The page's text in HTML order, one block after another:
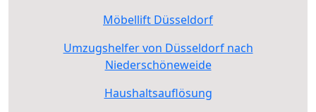
Möbellift Düsseldorf
Umzugshelfer von Düsseldorf nach
Niederschöneweide
Haushaltsauflösung